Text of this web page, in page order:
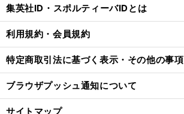
集英社ID・スポルティーバIDとは
利用規約・会員規約
特定商取引法に基づく表示・その他の事項
ブラウザプッシュ通知について
サイトマップ